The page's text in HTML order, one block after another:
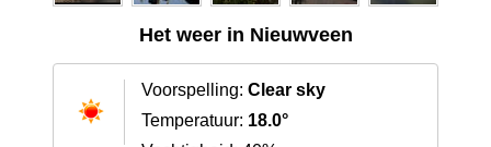
Het weer in Nieuwveen
Voorspelling: Clear sky
Temperatuur: 18.0°